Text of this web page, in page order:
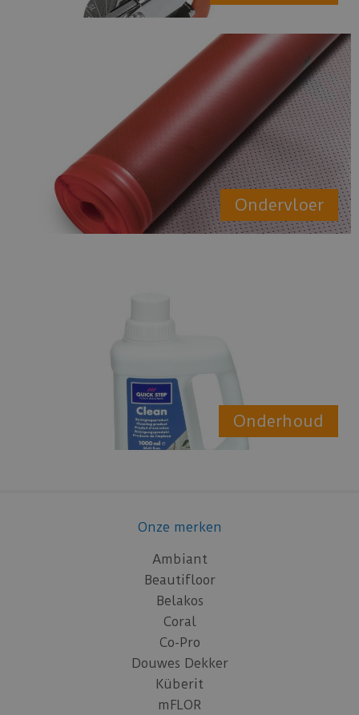
Ondervloer
Onderhoud
Onze merken
Ambiant
Beautifloor
Belakos
Coral
Co-Pro
Douwes Dekker
Küberit
mFLOR